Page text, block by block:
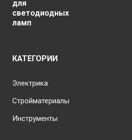
КАТЕГОРИИ
Электрика
Стройматериалы
Инструменты